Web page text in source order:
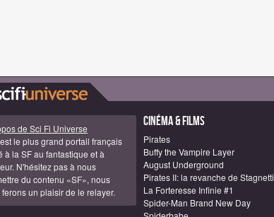
de Sci Fi Universe
le plus grand portail français
à la SF au fantastique et à
N'hésitez pas à nous
du contenu «SF», nous
un plaisir de le relayer.
Cinéma & Films
Pirates
Buffy the Vampire Layer
August Underground
Pirates II: la revanche de Stagnetti
La Forteresse Infinie #1
Spider-Man Brand New Day